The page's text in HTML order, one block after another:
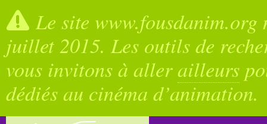
Le site
juillet 2015. Les outils de
vous invitons à allerailleurs
dédiés au cinéma d’animation.